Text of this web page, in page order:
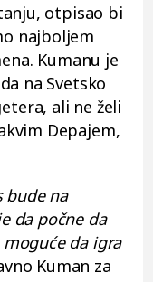
otpisao bi
najboljem
Kumanu je
na Svetsko
ali ne želi
Depajem,
bude na
da počne da
da igra
Kuman za